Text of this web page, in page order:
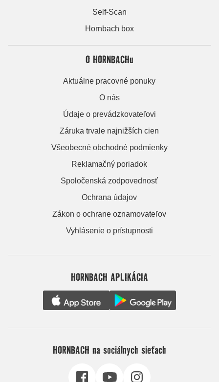
Self-Scan
Hornbach box
O HORNBACHu
Aktuálne pracovné ponuky
O nás
Údaje o prevádzkovateľovi
Záruka trvale najnižších cien
Všeobecné obchodné podmienky
Reklamačný poriadok
Spoločenská zodpovednosť
Ochrana údajov
Zákon o ochrane oznamovateľov
Vyhlásenie o prístupnosti
HORNBACH APLIKÁCIA
HORNBACH na sociálnych sieťach